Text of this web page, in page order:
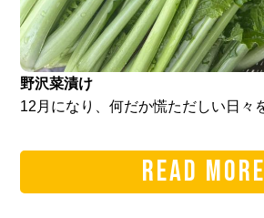
野沢菜漬け
12月になり、何だか慌ただしい日々
READ MORE